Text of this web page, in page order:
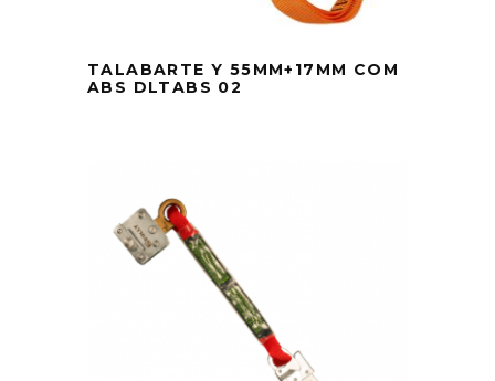
TALABARTE Y 55MM+17MM COM
ABS DLTABS 02